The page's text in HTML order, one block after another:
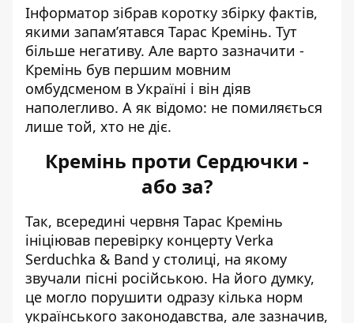
Інформатор зібрав коротку збірку фактів,
якими запамʼятався Тарас Кремінь. Тут
більше негативу. Але варто зазначити -
Кремінь був першим мовним
омбудсменом в Україні і він діяв
наполегливо. А як відомо: не помиляється
лише той, хто не діє.
Кремінь проти Сердючки -
або за?
Так, всередині червня Тарас Кремінь
ініціював перевірку концерту Verka
Serduchka & Band у столиці, на якому
звучали пісні російською. На його думку,
це могло порушити одразу кілька норм
українського законодавства, але зазначив,